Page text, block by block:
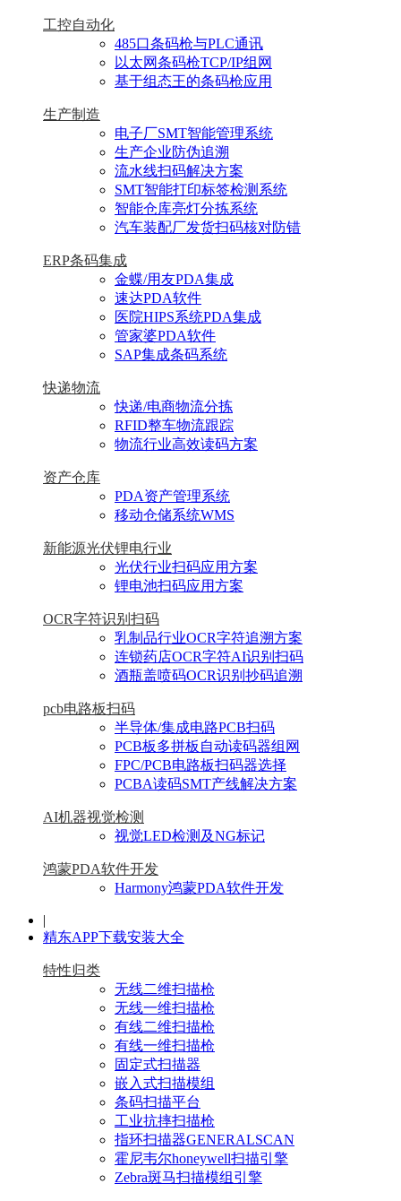
工控自动化
485口条码枪与PLC通讯
以太网条码枪TCP/IP组网
基于组态王的条码枪应用
生产制造
电子厂SMT智能管理系统
生产企业防伪追溯
流水线扫码解决方案
SMT智能打印标签检测系统
智能仓库亮灯分拣系统
汽车装配厂发货扫码核对防错
ERP条码集成
金蝶/用友PDA集成
速达PDA软件
医院HIPS系统PDA集成
管家婆PDA软件
SAP集成条码系统
快递物流
快递/电商物流分拣
RFID整车物流跟踪
物流行业高效读码方案
资产仓库
PDA资产管理系统
移动仓储系统WMS
新能源光伏锂电行业
光伏行业扫码应用方案
锂电池扫码应用方案
OCR字符识别扫码
乳制品行业OCR字符追溯方案
连锁药店OCR字符AI识别扫码
酒瓶盖喷码OCR识别抄码追溯
pcb电路板扫码
半导体/集成电路PCB扫码
PCB板多拼板自动读码器组网
FPC/PCB电路板扫码器选择
PCBA读码SMT产线解决方案
AI机器视觉检测
视觉LED检测及NG标记
鸿蒙PDA软件开发
Harmony鸿蒙PDA软件开发
|
精东APP下载安装大全
特性归类
无线二维扫描枪
无线一维扫描枪
有线二维扫描枪
有线一维扫描枪
固定式扫描器
嵌入式扫描模组
条码扫描平台
工业抗摔扫描枪
指环扫描器GENERALSCAN
霍尼韦尔honeywell扫描引擎
Zebra斑马扫描模组引擎